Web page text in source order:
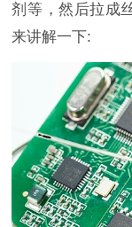
剂等，然后拉成
来讲解一下: